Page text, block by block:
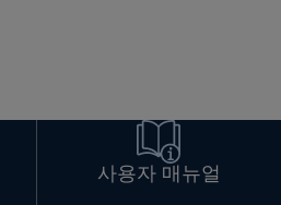
사용자 매뉴얼